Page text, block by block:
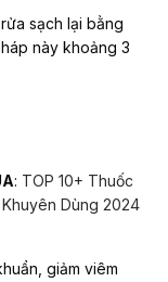
sạch lại bằng
này khoảng 3
: TOP 10+ Thuốc
Dùng 2024
giảm viêm